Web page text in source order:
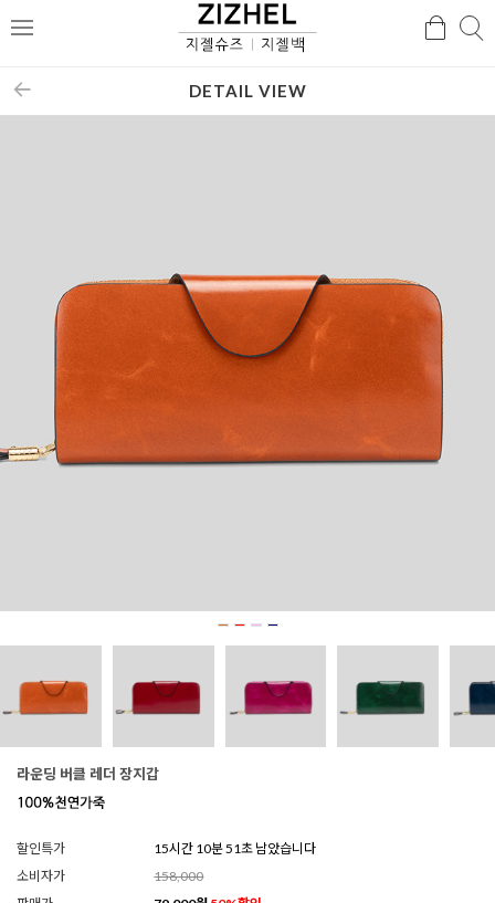
메
검
DETAIL VIEW
라운딩 버클 레더 장지갑
할인특가
15시간 10분 50초 남았습니다
소비자가
158,000